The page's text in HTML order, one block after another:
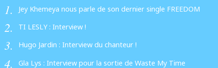
Jey Khemeya nous parle de son dernier single FREEDOM
TI LESLY : Interview !
Hugo Jardin : Interview du chanteur !
Gla Lys : Interview pour la sortie de Waste My Time